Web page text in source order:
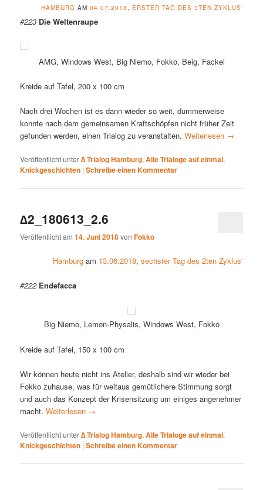
HAMBURG AM 04.07.2018, ERSTER TAG DES 3TEN ZYKLUS‘
#223 Die Weltenraupe
AMG, Windows West, Big Niemo, Fokko, Beig, Fackel
Kreide auf Tafel, 200 x 100 cm
Nach drei Wochen ist es dann wieder so weit, dummerweise
konnte nach dem gemeinsamen Kraftschöpfen nicht früher Zeit
gefunden werden, einen Trialog zu veranstalten. Weiterlesen →
Veröffentlicht unter∆ Trialog Hamburg,Alle Trialoge auf einmal,
Knickgeschichten |Schreibe einen Kommentar
∆2_180613_2.6
Veröffentlicht am14. Juni 2018vonFokko
Hamburgam 13.06.2018, sechster Tag des 2ten Zyklus‘
#222 Endefacca
Big Niemo, Lemon-Physalis, Windows West, Fokko
Kreide auf Tafel, 150 x 100 cm
Wir können heute nicht ins Atelier, deshalb sind wir wieder bei
Fokko zuhause, was für weitaus gemütlichere Stimmung sorgt
und auch das Konzept der Krisensitzung um einiges angenehmer
macht. Weiterlesen →
Veröffentlicht unter∆ Trialog Hamburg,Alle Trialoge auf einmal,
Knickgeschichten |Schreibe einen Kommentar